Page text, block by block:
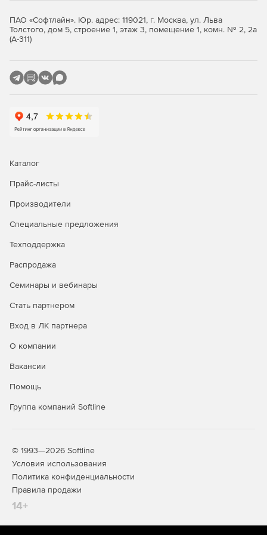
Купите Microsoft Windows Server Standard у
официального дилера Softline Store по доступной
ПАО «Софтлайн». Юр. адрес: 119021, г. Москва, ул. Льва
Толстого, дом 5, строение 1, этаж 3, помещение 1, комн. № 2, 2а
(А-311)
Каталог
Прайс-листы
Производители
Специальные предложения
Техподдержка
Распродажа
Семинары и вебинары
Стать партнером
Вход в ЛК партнера
О компании
Вакансии
Помощь
Группа компаний Softline
© 1993—2026 Softline
Условия использования
Политика конфиденциальности
Правила продажи
14+